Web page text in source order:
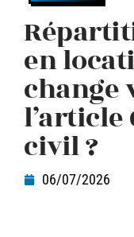
en
change
l’article
civil ?
06/07/2026